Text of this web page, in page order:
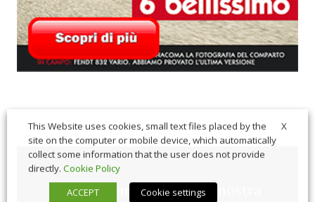
Sfoglia comodamente la nostra
X
This Website uses cookies, small text files placed by the
site on the computer or mobile device, which automatically
collect some information that the user does not provide
directly. Cookie Policy
ACCEPT
Cookie settings